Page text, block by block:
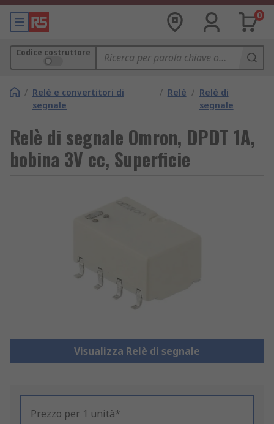
0
Codice costruttore
/ Relè e convertitori di
segnale
/ Relè / Relè di
segnale
Relè di segnale Omron, DPDT 1A,
bobina 3V cc, Superficie
Visualizza Relè di segnale
Prezzo per 1 unità*